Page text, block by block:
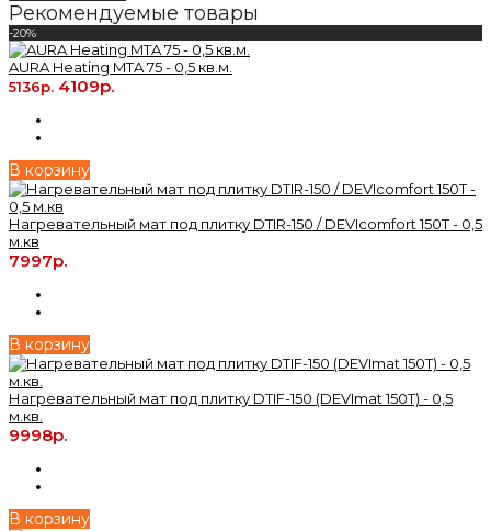
Рекомендуемые товары
-20%
AURA Heating MTA 75 - 0,5 кв.м.
5136р. 4109р.
В корзину
Нагревательный мат под плитку DTIR-150 / DEVIcomfort 150T - 0,5
м.кв
7997р.
В корзину
Нагревательный мат под плитку DTIF-150 (DEVImat 150T) - 0,5
м.кв.
9998р.
В корзину